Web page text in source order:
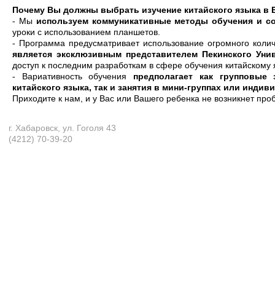
Почему Вы должны выбрать изучение китайского языка в
- Мы используем коммуникативные методы обучения и
уроки с использованием планшетов.
- Программа предусматривает использование огромного
является эксклюзивным представителем Пекинского
доступ к последним разработкам в сфере обучения китайскому
- Вариативность обучения предполагает как
китайского языка, так и занятия в мини-группах или
Приходите к нам, и у Вас или Вашего ребенка не возникнет
г. Хабаровск, ул. Гоголя 43
(4212) 70-39-20